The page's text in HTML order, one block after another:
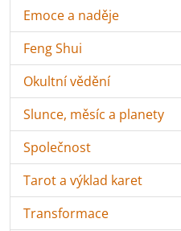
Emoce a naděje
Feng Shui
Okultní vědění
Slunce, měsíc a planety
Společnost
Tarot a výklad karet
Transformace